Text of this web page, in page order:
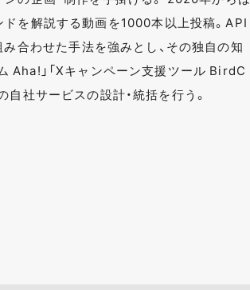
を解説する動画を1000本以上投稿。API
合わせた手法を強みとし、その独自の知
Aha!」「Xキャンペーン支援ツール BirdC
社サービスの設計・統括を行う。